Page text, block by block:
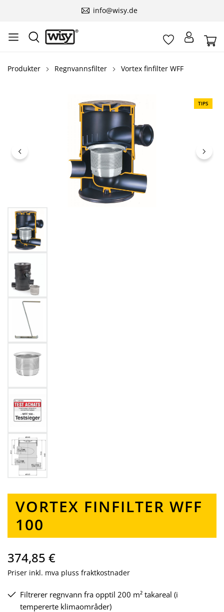
info@wisy.de
Produkter Regnvannsfilter Vortex finfilter WFF
Hopp over bildegalleri TIPS
VORTEX FINFILTER WFF
100
374,85 €
Priser inkl. mva pluss fraktkostnader
Filtrerer regnvann fra opptil 200 m² takareal (i
tempererte klimaområder)